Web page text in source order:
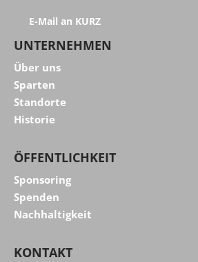
E-Mail an KURZ
UNTERNEHMEN
Über uns
Sparten
Standorte
Historie
ÖFFENTLICHKEIT
Sponsoring
Spenden
Nachhaltigkeit
KONTAKT